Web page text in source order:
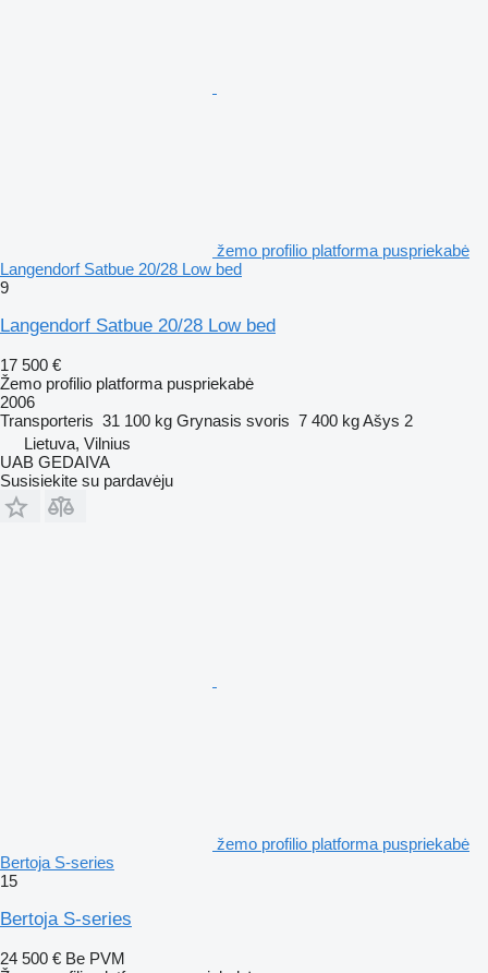
žemo profilio platforma puspriekabė
Langendorf Satbue 20/28 Low bed
9
Langendorf Satbue 20/28 Low bed
17 500 €
Žemo profilio platforma puspriekabė
2006
Transporteris 31 100 kg Grynasis svoris 7 400 kgAšys 2
Lietuva, Vilnius
UAB GEDAIVA
Susisiekite su pardavėju
žemo profilio platforma puspriekabė
Bertoja S-series
15
Bertoja S-series
24 500 € Be PVM